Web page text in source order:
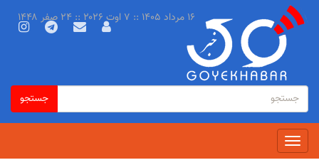
فرم
جستجو
جستجو
جستجو
Toggle
navigation
۱۶ مرداد ۱۴۰۵ :: ۷ اوت ۲۰۲۶ :: ۲۴ صفر ۱۴۴۸